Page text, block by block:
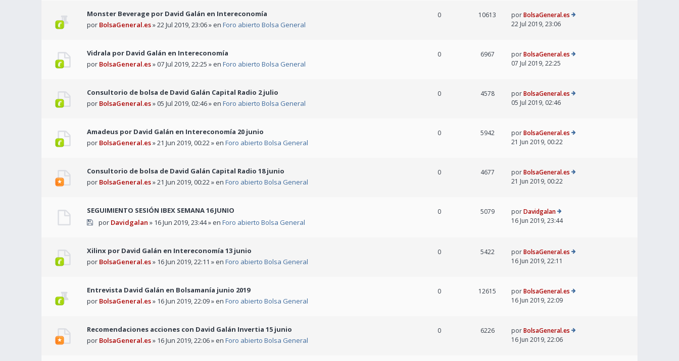
Monster Beverage por David Galán en Intereconomía
por BolsaGeneral.es» 22 Jul 2019, 23:06 » en Foro abierto Bolsa General
0 10613 porBolsaGeneral.es
22 Jul 2019, 23:06
Vidrala por David Galán en Intereconomía
por BolsaGeneral.es» 07 Jul 2019, 22:25 » en Foro abierto Bolsa General
0 6967 porBolsaGeneral.es
07 Jul 2019, 22:25
Consultorio de bolsa de David Galán Capital Radio 2 julio
por BolsaGeneral.es» 05 Jul 2019, 02:46 » en Foro abierto Bolsa General
0 4578 porBolsaGeneral.es
05 Jul 2019, 02:46
Amadeus por David Galán en Intereconomía 20 junio
por BolsaGeneral.es» 21 Jun 2019, 00:22 » en Foro abierto Bolsa General
0 5942 porBolsaGeneral.es
21 Jun 2019, 00:22
Consultorio de bolsa de David Galán Capital Radio 18 junio
por BolsaGeneral.es» 21 Jun 2019, 00:22 » en Foro abierto Bolsa General
0 4677 porBolsaGeneral.es
21 Jun 2019, 00:22
SEGUIMIENTO SESIÓN IBEX SEMANA 16 JUNIO
por Davidgalan » 16 Jun 2019, 23:44 » en Foro abierto Bolsa General
0 5079 porDavidgalan
16 Jun 2019, 23:44
Xilinx por David Galán en Intereconomía 13 junio
por BolsaGeneral.es» 16 Jun 2019, 22:11 » en Foro abierto Bolsa General
0 5422 porBolsaGeneral.es
16 Jun 2019, 22:11
Entrevista David Galán en Bolsamanía junio 2019
por BolsaGeneral.es» 16 Jun 2019, 22:09 » en Foro abierto Bolsa General
0 12615 porBolsaGeneral.es
16 Jun 2019, 22:09
Recomendaciones acciones con David Galán Invertia 15 junio
por BolsaGeneral.es» 16 Jun 2019, 22:06 » en Foro abierto Bolsa General
0 6226 porBolsaGeneral.es
16 Jun 2019, 22:06